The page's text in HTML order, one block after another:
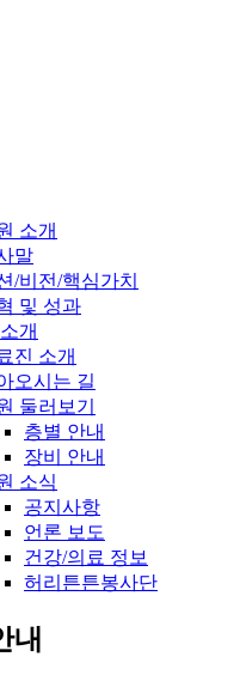
소개
말
/비전/핵심가치
및 성과
개
진 소개
오시는 길
둘러보기
층별 안내
장비 안내
소식
공지사항
언론 보도
건강/의료 정보
허리튼튼봉사단
내